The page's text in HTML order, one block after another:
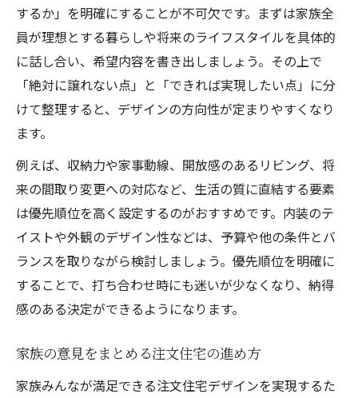
するか」を明確にすることが不可欠です。まずは家族全
員が理想とする暮らしや将来のライフスタイルを具体的
に話し合い、希望内容を書き出しましょう。その上で
「絶対に譲れない点」と「できれば実現したい点」に分
けて整理すると、デザインの方向性が定まりやすくなり
ます。
例えば、収納力や家事動線、開放感のあるリビング、将
来の間取り変更への対応など、生活の質に直結する要素
は優先順位を高く設定するのがおすすめです。内装のテ
イストや外観のデザイン性などは、予算や他の条件とバ
ランスを取りながら検討しましょう。優先順位を明確に
することで、打ち合わせ時にも迷いが少なくなり、納得
感のある決定ができるようになります。
家族の意見をまとめる注文住宅の進め方
家族みんなが満足できる注文住宅デザインを実現するた